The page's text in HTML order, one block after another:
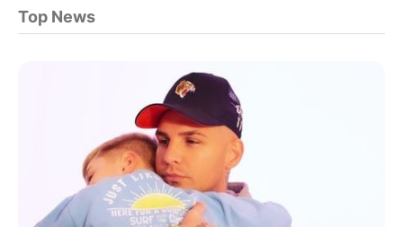
Top News